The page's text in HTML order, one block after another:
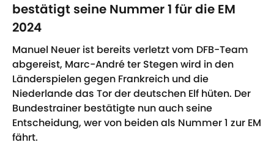
bestätigt seine Nummer 1 für die EM
2024
Manuel Neuer ist bereits verletzt vom DFB-Team
abgereist, Marc-André ter Stegen wird in den
Länderspielen gegen Frankreich und die
Niederlande das Tor der deutschen Elf hüten. Der
Bundestrainer bestätigte nun auch seine
Entscheidung, wer von beiden als Nummer 1 zur EM
fährt.